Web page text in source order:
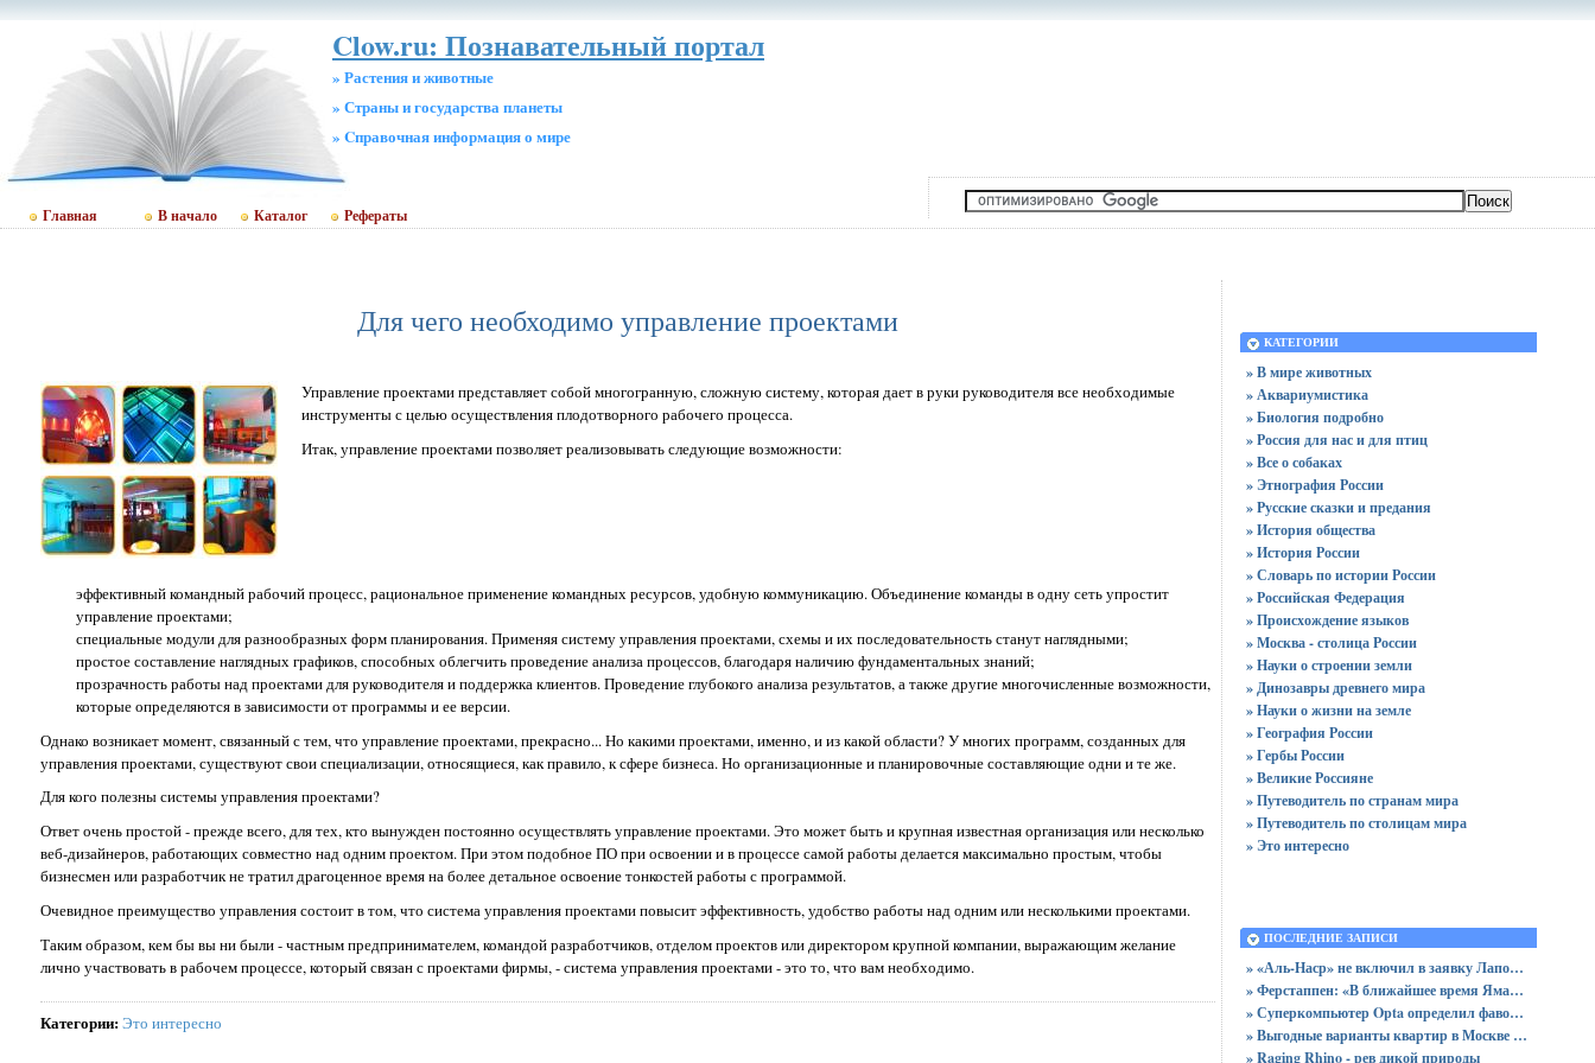
Clow.ru: Познавательный портал
» Растения и животные
» Страны и государства планеты
» Cправочная информация о мире
Главная В начало Каталог Рефераты
Для чего необходимо управление проектами
Управление проектами представляет собой многогранную, сложную систему, которая дает в руки руководителя все необходимые
инструменты с целью осуществления плодотворного рабочего процесса.
Итак, управление проектами позволяет реализовывать следующие возможности:
эффективный командный рабочий процесс, рациональное применение командных ресурсов, удобную коммуникацию. Объединение команды в одну сеть упростит
управление проектами;
специальные модули для разнообразных форм планирования. Применяя систему управления проектами, схемы и их последовательность станут наглядными;
простое составление наглядных графиков, способных облегчить проведение анализа процессов, благодаря наличию фундаментальных знаний;
прозрачность работы над проектами для руководителя и поддержка клиентов. Проведение глубокого анализа результатов, а также другие многочисленные возможности,
которые определяются в зависимости от программы и ее версии.
Однако возникает момент, связанный с тем, что управление проектами, прекрасно... Но какими проектами, именно, и из какой области? У многих программ, созданных для
управления проектами, существуют свои специализации, относящиеся, как правило, к сфере бизнеса. Но организационные и планировочные составляющие одни и те же.
Для кого полезны системы управления проектами?
Ответ очень простой - прежде всего, для тех, кто вынужден постоянно осуществлять управление проектами. Это может быть и крупная известная организация или несколько
веб-дизайнеров, работающих совместно над одним проектом. При этом подобное ПО при освоении и в процессе самой работы делается максимально простым, чтобы
бизнесмен или разработчик не тратил драгоценное время на более детальное освоение тонкостей работы с программой.
Очевидное преимущество управления состоит в том, что система управления проектами повысит эффективность, удобство работы над одним или несколькими проектами.
Таким образом, кем бы вы ни были - частным предпринимателем, командой разработчиков, отделом проектов или директором крупной компании, выражающим желание
лично участвовать в рабочем процессе, который связан с проектами фирмы, - система управления проектами - это то, что вам необходимо.
Категории:Это интересно
КАТЕГОРИИ
» В мире животных
» Аквариумистика
» Биология подробно
» Россия для нас и для птиц
» Все о собаках
» Этнография России
» Русские сказки и предания
» История общества
» История России
» Словарь по истории России
» Российская Федерация
» Происхождение языков
» Москва - столица России
» Науки о строении земли
» Динозавры древнего мира
» Науки о жизни на земле
» География России
» Гербы России
» Великие Россияне
» Путеводитель по странам мира
» Путеводитель по столицам мира
» Это интересно
ПОСЛЕДНИЕ ЗАПИСИ
» «Аль-Наср» не включил в заявку Лапорта после срыва трансфера в «Атлетик»
» Ферстаппен: «В ближайшее время Ямаль получит «Золотой мяч»
» Суперкомпьютер Opta определил фаворитов Лиги чемпионов 2025/2026
» Выгодные варианты квартир в Москве с доступными ценами для покупки без переплат
» Raging Rhino - рев дикой природы